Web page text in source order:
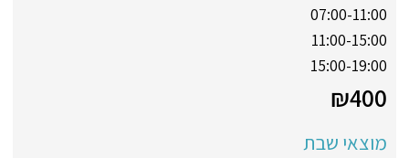
07:00-11:00
11:00-15:00
15:00-19:00
400
₪
מוצאי שבת